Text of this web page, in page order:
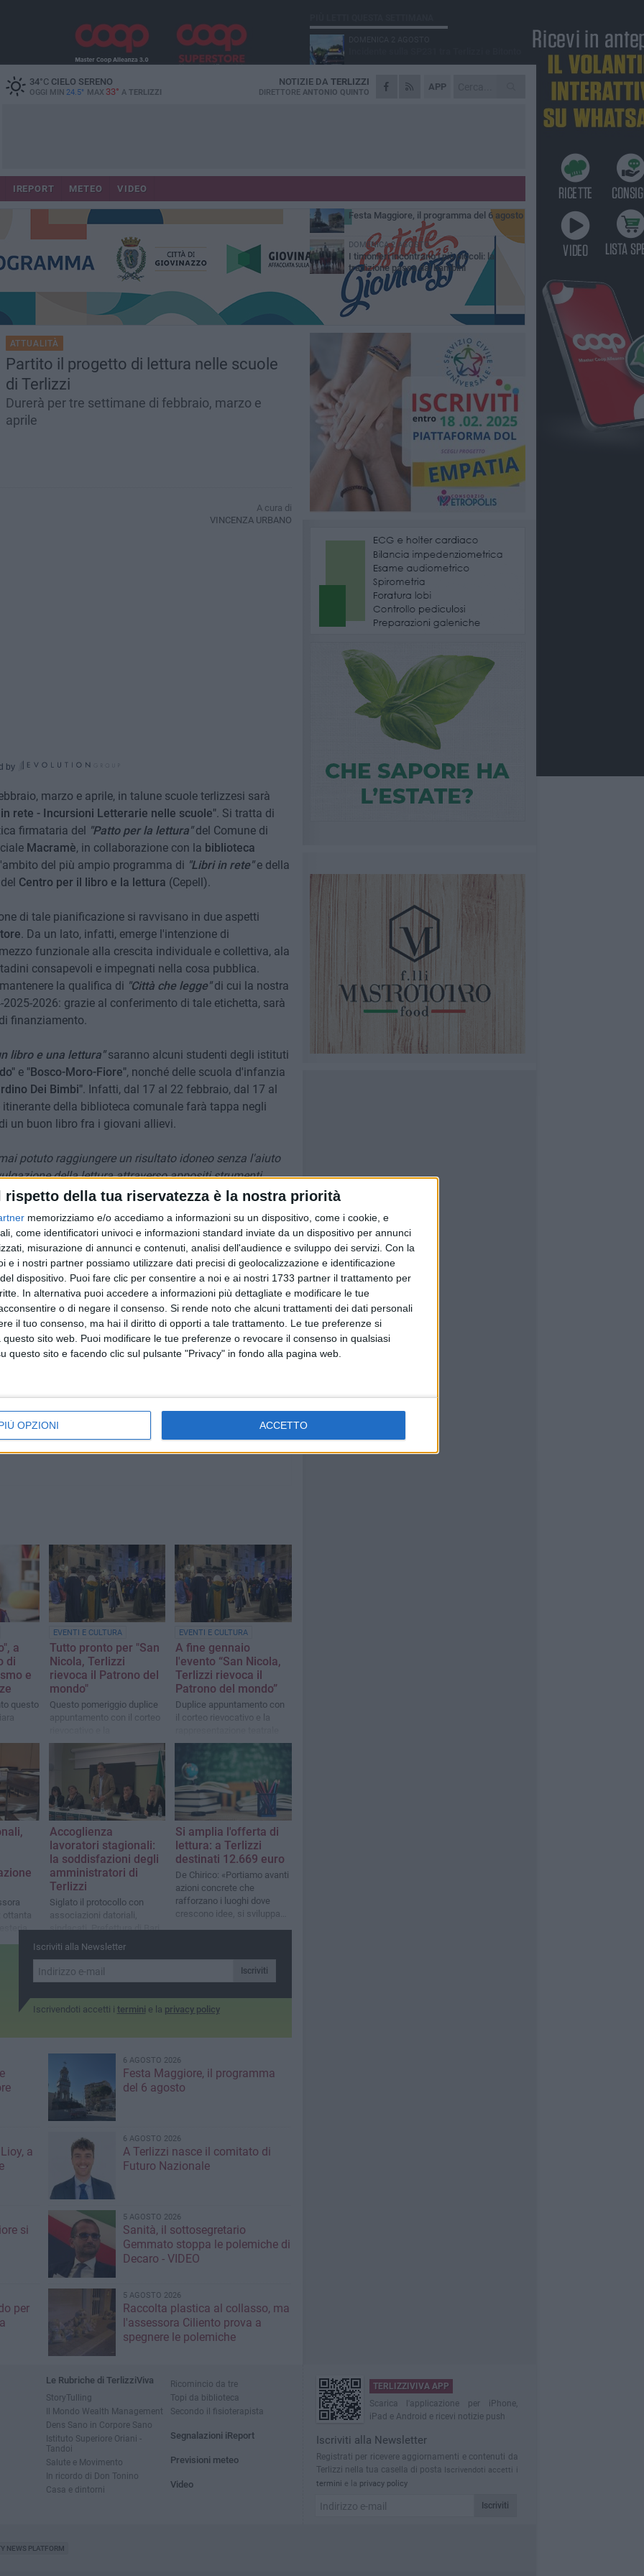
rispetto della tua riservatezza è la nostra priorità
memorizziamo e/o accediamo a informazioni su un dispositivo, come i cookie, e
come identificatori univoci e informazioni standard inviate da un dispositivo per annunci
misurazione di annunci e contenuti, analisi dell'audience e sviluppo dei servizi. Con la
e i nostri partner possiamo utilizzare dati precisi di geolocalizzazione e identificazione
dispositivo. Puoi fare clic per consentire a noi e ai nostri 1733 partner il trattamento per
In alternativa puoi accedere a informazioni più dettagliate e modificare le tue
o di negare il consenso. Si rende noto che alcuni trattamenti dei dati personali
il tuo consenso, ma hai il diritto di opporti a tale trattamento. Le tue preferenze si
sito web. Puoi modificare le tue preferenze o revocare il consenso in qualsiasi
questo sito e facendo clic sul pulsante "Privacy" in fondo alla pagina web.
OPZIONI ACCETTO
34°CCIELO SERENO
OGGI MIN 24.5° MAX 33° A TERLIZZI
APP
NOTIZIE DA TERLIZZI
DIRETTORE ANTONIO QUINTO
IREPORT METEO VIDEO
ATTUALITÀ
Partito il progetto di lettura nelle scuole
di Terlizzi
Durerà per tre settimane di febbraio, marzo e
aprile
A cura di
VINCENZA URBANO
by
marzo e aprile, in talune scuole terlizzesi sarà
rete - Incursioni Letterarie nelle scuole". Si tratta di
firmataria del "Patto per la lettura"del Comune di
Macramè, in collaborazione con la biblioteca
del più ampio programma di "Libri in rete"e della
Centro per il libro e la lettura (Cepell).
di tale pianificazione si ravvisano in due aspetti
. Da un lato, infatti, emerge l'intenzione di
funzionale alla crescita individuale e collettiva, ala
consapevoli e impegnati nella cosa pubblica.
la qualifica di "Città che legge"di cui la nostra
2026: grazie al conferimento di tale etichetta, sarà
finanziamento.
libro e una lettura"saranno alcuni studenti degli istituti
e "Bosco-Moro-Fiore", nonché delle scuola d'infanzia
Dei Bimbi". Infatti, dal 17 al 22 febbraio, dal 17 al
della biblioteca comunale farà tappa negli
un buon libro fra i giovani allievi.
potuto raggiungere un risultato idoneo senza l'aiuto
della lettura attraverso appositi strumenti
alquanto lungo. Attraverso la cooperativa Macramè
molto proficuo con le istituzioni scolastiche»
di comunità,
«È stato elaborato un progetto di tre
universale e gli operatori della cooperativa Macramè
biblioteca itinerante che di volta in volta sarà
TERLIZZI
dal
Nella notte tra il 7 e l'8 agosto il
a
di
e
questo
EVENTI E CULTURA
Tutto pronto per "San
Nicola, Terlizzi
rievoca il Patrono del
mondo"
Questo pomeriggio duplice
appuntamento con il corteo
rappresentazione teatrale
EVENTI E CULTURA
A fine gennaio
l'evento “San Nicola,
Terlizzi rievoca il
Patrono del mondo”
Duplice appuntamento con
il corteo rievocativo e la
ottanta
Accoglienza
lavoratori stagionali:
la soddisfazioni degli
amministratori di
Terlizzi
Siglato il protocollo con
associazioni datoriali,
sindacati, Prefettura di Bari
ed Arpal Puglia
Si amplia l'offerta di
lettura: a Terlizzi
destinati 12.669 euro
De Chirico: «Portiamo avanti
azioni concrete che
rafforzano i luoghi dove
crescono idee, si sviluppano
Iscriviti alla Newsletter
Iscriviti
Iscrivendoti accetti i termini e la privacy policy
6 AGOSTO 2026
Festa Maggiore, il programma
del 6 agosto
a
6 AGOSTO 2026
A Terlizzi nasce il comitato di
Futuro Nazionale
si
5 AGOSTO 2026
Sanità, il sottosegretario
Gemmato stoppa le polemiche di
Decaro - VIDEO
per
5 AGOSTO 2026
Raccolta plastica al collasso, ma
l'assessora Ciliento prova a
spegnere le polemiche
LUNEDÌ 3 AGOSTO
Gatto senza vita sul marciapiede: macabro
Mini Carro, una tradizione che guarda al
GIOVEDÌ 6 AGOSTO
Festa Maggiore, il programma del 6 agosto
DOMENICA 2 AGOSTO
I timonieri incontrano i più piccoli: la
tradizione passa dai bambini
Le Rubriche di TerlizziViva
StoryTulling
Il Mondo Wealth Management
Dens Sano in Corpore Sano
Istituto Superiore Oriani -
Tandoi
Salute e Movimento
In ricordo di Don Tonino
Casa e dintorni
Ricomincio da tre
Topi da biblioteca
Secondo il fisioterapista
Segnalazioni iReport
Previsioni meteo
Video
TERLIZZIVIVA APP
Scarica l'applicazione per iPhone,
iPad e Android e ricevi notizie push
Iscriviti alla Newsletter
Registrati per ricevere aggiornamenti e contenuti da
Terlizzi nella tua casella di posta
Iscrivendoti accetti i
termini e la privacy policy
Iscriviti
NEWS PLATFORM